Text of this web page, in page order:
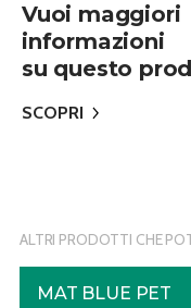
Vuoi maggiori
informazioni
su questo
SCOPRI
ALTRI PRODOTTI CHE
MAT BLUE PET